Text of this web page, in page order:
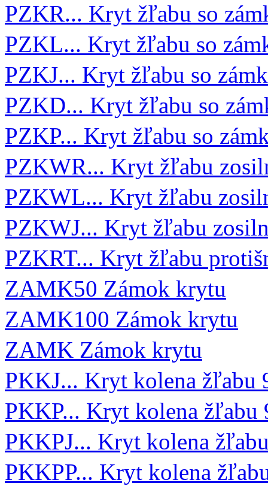
PZKR... Kryt žľabu so
PZKL... Kryt žľabu so
PZKJ... Kryt žľabu so
PZKD... Kryt žľabu so
PZKP... Kryt žľabu so
PZKWR... Kryt žľabu
PZKWL... Kryt žľabu
PZKWJ... Kryt žľabu
PZKRT... Kryt žľabu
ZAMK50 Zámok krytu
ZAMK100 Zámok krytu
ZAMK Zámok krytu
PKKJ... Kryt kolena žľabu
PKKP... Kryt kolena žľabu
PKKPJ... Kryt kolena
PKKPP... Kryt kolena